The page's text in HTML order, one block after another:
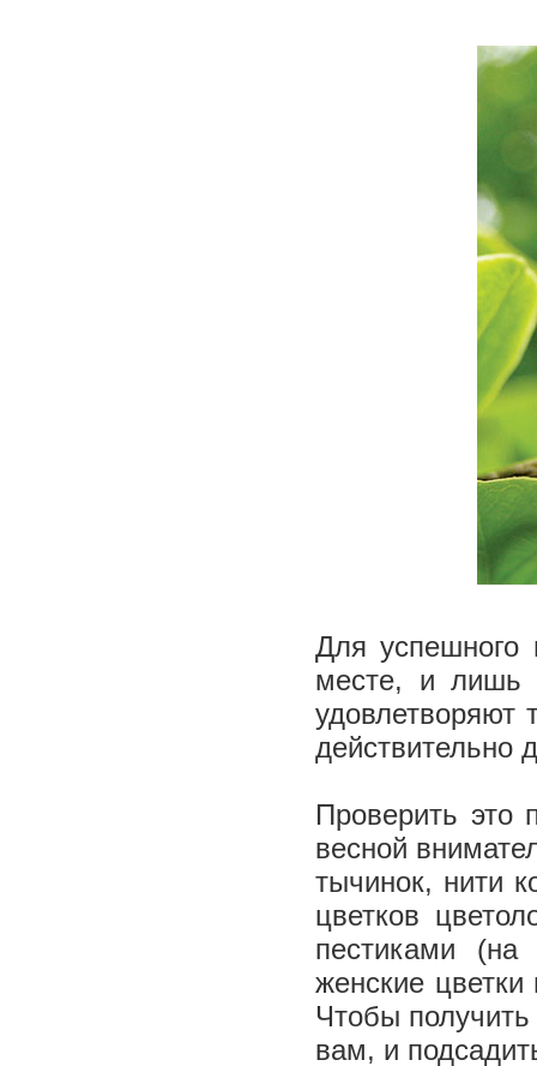
Для успешного
месте, и лишь
удовлетворяют
действительно
Проверить это
весной
тычинок, нити
цветков
пестиками
женские
Чтобы
вам, и